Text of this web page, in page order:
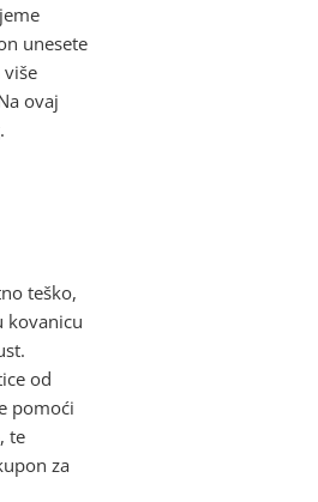
unesete
ovaj
teško,
kovanicu
od
pomoći
te
za